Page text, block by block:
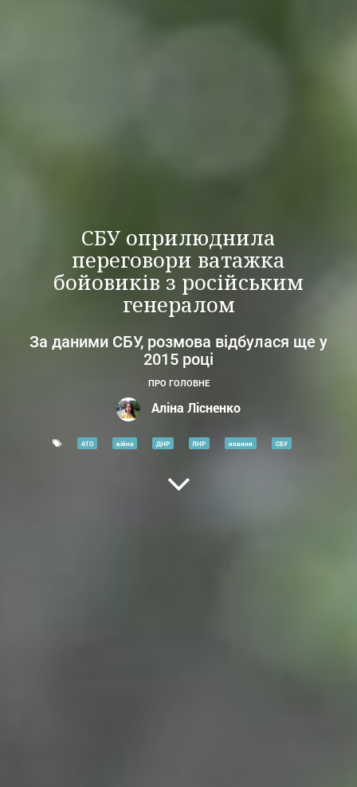
СБУ оприлюднила
переговори ватажка
бойовиків з російським
генералом
За даними СБУ, розмова відбулася ще у
2015 році
ПРО ГОЛОВНЕ
Аліна Лісненко
АТО війна ДНР ЛНР новини СБУ